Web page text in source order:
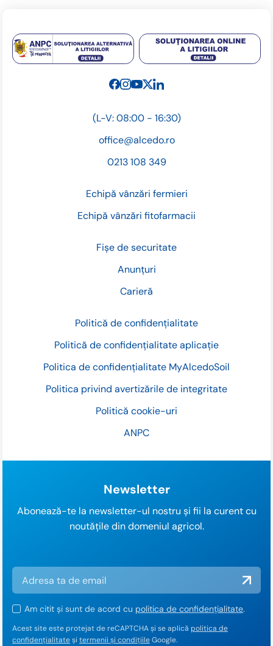
Fișe de securitate
Anunțuri
Carieră
Politică de confidențialitate
Politică de confidențialitate aplicație
Politica de confidențialitate MyAlcedoSoil
Politica privind avertizările de integritate
Politică cookie-uri
ANPC
(L-V: 08:00 - 16:30)
office@alcedo.ro
0213 108 349
Echipă vânzări fermieri
Echipă vânzări fitofarmacii
Newsletter
Abonează-te la newsletter-ul nostru și fii la curent cu
noutățile din domeniul agricol.
Am citit și sunt de acord cu politica de confidențialitate.
Acest site este protejat de reCAPTCHA și se aplică politica de
confidențialitateși termenii și condițiileGoogle.